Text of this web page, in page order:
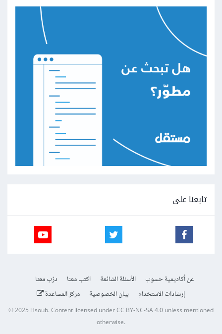
تابعنا على
عن أكاديمية حسوب الأسئلة الشائعة اكتب معنا
درّب معنا
إرشادات الاستخدام
بيان الخصوصية مركز المساعدة
© 2025Hsoub.Content licensed underCC BY-NC-SA 4.0unless mentioned
otherwise.